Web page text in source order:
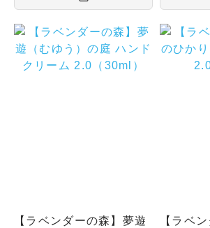
【ラベンダーの森】夢遊
【ラベ